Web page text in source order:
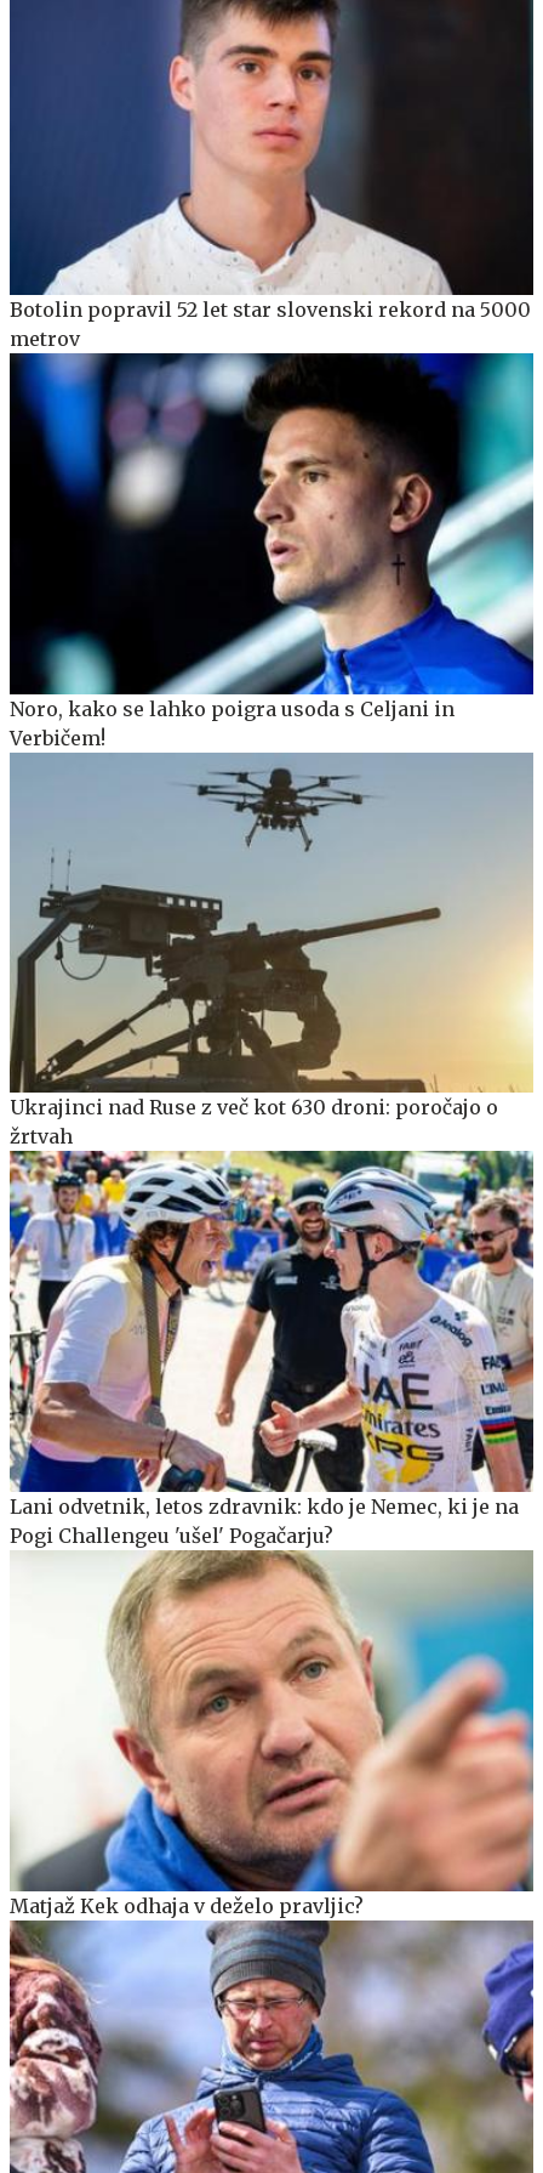
Botolin popravil 52 let star slovenski rekord na 5000
metrov
Noro, kako se lahko poigra usoda s Celjani in
Verbičem!
Ukrajinci nad Ruse z več kot 630 droni: poročajo o
žrtvah
Lani odvetnik, letos zdravnik: kdo je Nemec, ki je na
Pogi Challengeu 'ušel' Pogačarju?
Matjaž Kek odhaja v deželo pravljic?